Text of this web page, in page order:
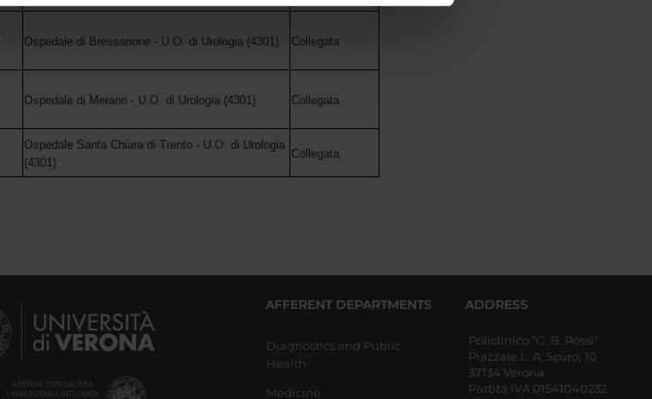
Ospedale di Bressanone - U.O. di Urologia (4301) Collegata
Ospedale di Merano - U.O. di Urologia (4301) Collegata
Ospedale Santa Chiara di Trento - U.O. di Urologia
(4301)
Collegata
AFFERENT DEPARTMENTS
Diagnostics and Public
Health
Medicine
ADDRESS
Policlinico “G. B. Rossi”
Piazzale L. A. Scuro, 10
37134 Verona
Partita IVA 01541040232